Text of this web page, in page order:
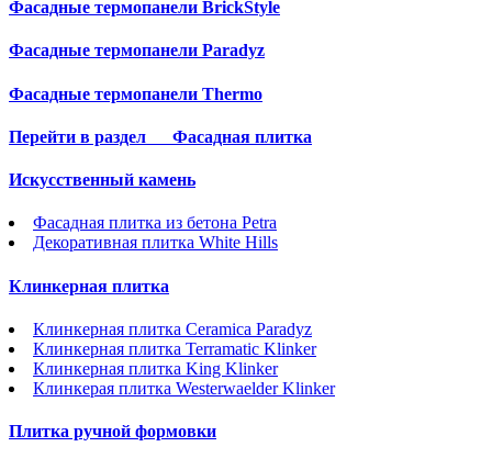
Фасадные термопанели BrickStyle
Фасадные термопанели Paradyz
Фасадные термопанели Thermo
Перейти в раздел Фасадная плитка
Искусственный камень
Фасадная плитка из бетона Petra
Декоративная плитка White Hills
Клинкерная плитка
Клинкерная плитка Ceramica Paradyz
Клинкерная плитка Terramatic Klinker
Клинкерная плитка King Klinker
Клинкерая плитка Westerwaelder Klinker
Плитка ручной формовки